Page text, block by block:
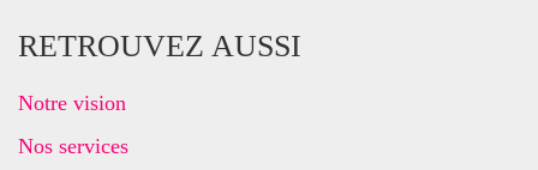
RETROUVEZ AUSSI
Notre vision
Nos services